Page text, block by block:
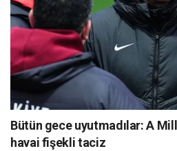
Bütün gece uyutmadılar: A Milli
havai fişekli taciz